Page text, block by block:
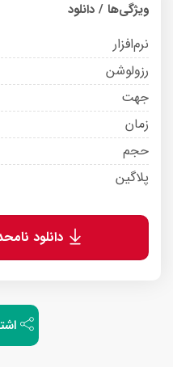
ویژگی‌ها / دانلود
نرم‌افزار
رزولوشن
جهت
زمان
حجم
پلاگین
دانلود